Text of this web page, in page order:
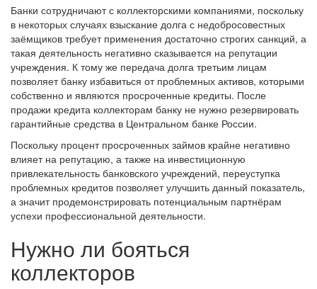
Банки сотрудничают с коллекторскими компаниями, поскольку
в некоторых случаях взыскание долга с недобросовестных
заёмщиков требует применения достаточно строгих санкций, а
такая деятельность негативно сказывается на репутации
учреждения. К тому же передача долга третьим лицам
позволяет банку избавиться от проблемных активов, которыми
собственно и являются просроченные кредиты. После
продажи кредита коллекторам банку не нужно резервировать
гарантийные средства в Центральном банке России.
Поскольку процент просроченных займов крайне негативно
влияет на репутацию, а также на инвестиционную
привлекательность банковского учреждений, переуступка
проблемных кредитов позволяет улучшить данный показатель,
а значит продемонстрировать потенциальным партнёрам
успехи профессиональной деятельности.
Нужно ли бояться
коллекторов